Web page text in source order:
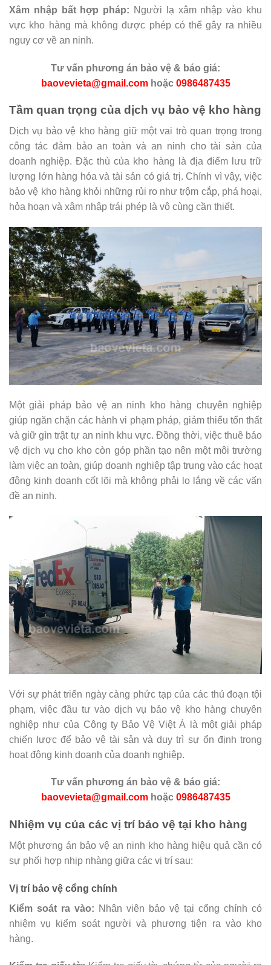
Xâm nhập bất hợp pháp: Người lạ xâm nhập vào khu
vực kho hàng mà không được phép có thể gây ra nhiều
nguy cơ về an ninh.
Tư vấn phương án bảo vệ & báo giá:
baovevieta@gmail.comhoặc 0986487435
Tầm quan trọng của dịch vụ bảo vệ kho hàng
Dịch vụ bảo vệ kho hàng giữ một vai trò quan trọng trong
công tác đảm bảo an toàn và an ninh cho tài sản của
doanh nghiệp. Đặc thù của kho hàng là địa điểm lưu trữ
lượng lớn hàng hóa và tài sản có giá trị. Chính vì vậy, việc
bảo vệ kho hàng khỏi những rủi ro như trộm cắp, phá hoại,
hỏa hoạn và xâm nhập trái phép là vô cùng cần thiết.
Một giải pháp bảo vệ an ninh kho hàng chuyên nghiệp
giúp ngăn chặn các hành vi phạm pháp, giảm thiểu tổn thất
và giữ gìn trật tự an ninh khu vực. Đồng thời, việc thuê bảo
vệ dịch vụ cho kho còn góp phần tạo nên một môi trường
làm việc an toàn, giúp doanh nghiệp tập trung vào các hoạt
động kinh doanh cốt lõi mà không phải lo lắng về các vấn
đề an ninh.
Với sự phát triển ngày càng phức tạp của các thủ đoạn tội
phạm, việc đầu tư vào dịch vụ bảo vệ kho hàng chuyên
nghiệp như của Công ty Bảo Vệ Việt Á là một giải pháp
chiến lược để bảo vệ tài sản và duy trì sự ổn định trong
hoạt động kinh doanh của doanh nghiệp.
Tư vấn phương án bảo vệ & báo giá:
baovevieta@gmail.comhoặc 0986487435
Nhiệm vụ của các vị trí bảo vệ tại kho hàng
Một phương án bảo vệ an ninh kho hàng hiệu quả cần có
sự phối hợp nhịp nhàng giữa các vị trí sau:
Vị trí bảo vệ cổng chính
Kiểm soát ra vào: Nhân viên bảo vệ tại cổng chính có
nhiệm vụ kiểm soát người và phương tiện ra vào kho
hàng.